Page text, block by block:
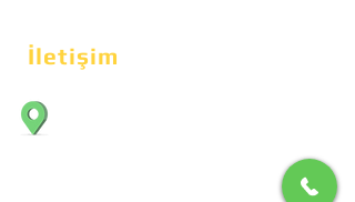
İletişim